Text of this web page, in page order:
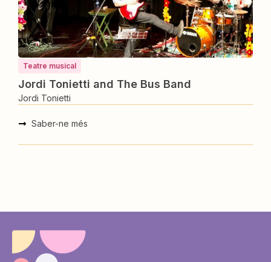
Teatre musical
Jordi Tonietti and The Bus Band
Jordi Tonietti
Saber-ne més